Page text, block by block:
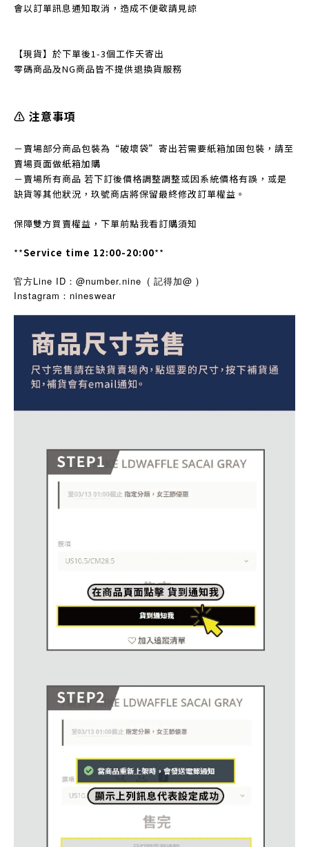
會以訂單訊息通知取消，造成不便敬請見諒
【現貨】於下單後1-3個工作天寄出
零碼商品及NG商品皆不提供退換貨服務
⚠️ 注意事項
－賣場部分商品包裝為“破壞袋”寄出若需要紙箱加固包裝，請至
賣場頁面做紙箱加購
－賣場所有商品 若下訂後價格調整調整或因系統價格有誤，或是
缺貨等其他狀況，玖號商店將保留最終修改訂單權益。
保障雙方買賣權益，下單前點我看訂購須知
**Service time 12:00-20:00**
官方Line ID：@number.nine ( 記得加@ )
Instagram ： nineswear